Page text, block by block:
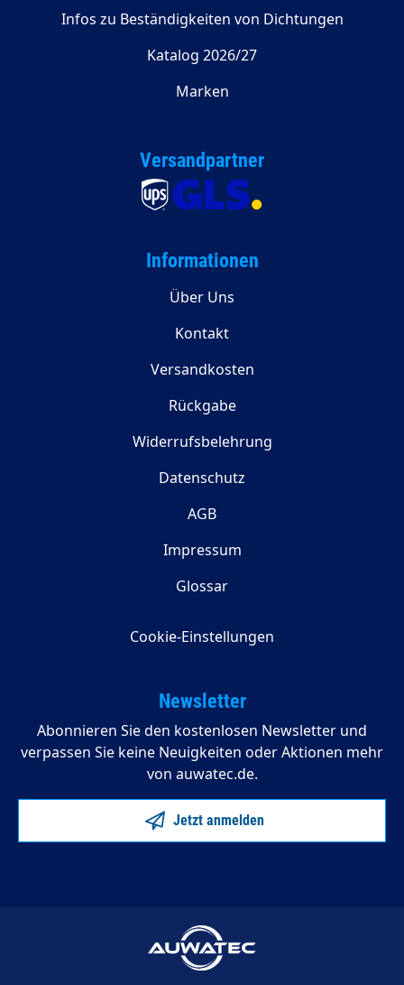
Infos zu Beständigkeiten von Dichtungen
Katalog 2026/27
Marken
Versandpartner
Informationen
Über Uns
Kontakt
Versandkosten
Rückgabe
Widerrufsbelehrung
Datenschutz
AGB
Impressum
Glossar
Cookie-Einstellungen
Newsletter
Abonnieren Sie den kostenlosen Newsletter und
verpassen Sie keine Neuigkeiten oder Aktionen mehr
von auwatec.de.
Jetzt anmelden